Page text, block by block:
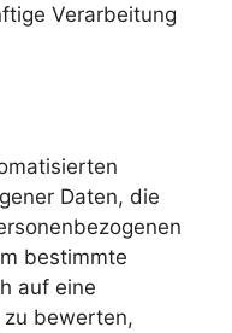
Verarbeitung
Daten, die
bestimmte
auf eine
zu bewerten,